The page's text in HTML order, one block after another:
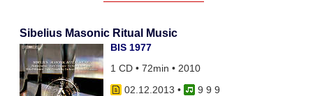
Sibelius Masonic Ritual Music
BIS 1977
1 CD • 72min • 2010
02.12.2013 •
9 9 9